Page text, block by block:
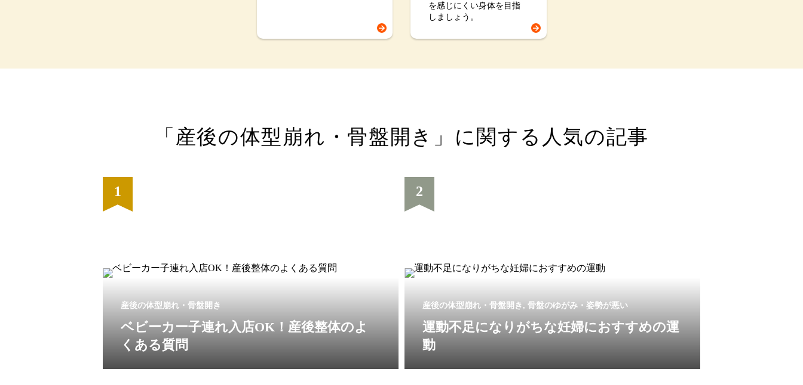
を感じにくい身体を目指
しましょう。
「産後の体型崩れ・骨盤開き」 に関する人気の記事
産後の体型崩れ・骨盤開き
ベビーカー子連れ入店OK！産後整体のよ
くある質問
産後の体型崩れ・骨盤開き, 骨盤のゆがみ・姿勢が悪い
運動不足になりがちな妊婦におすすめの運
動